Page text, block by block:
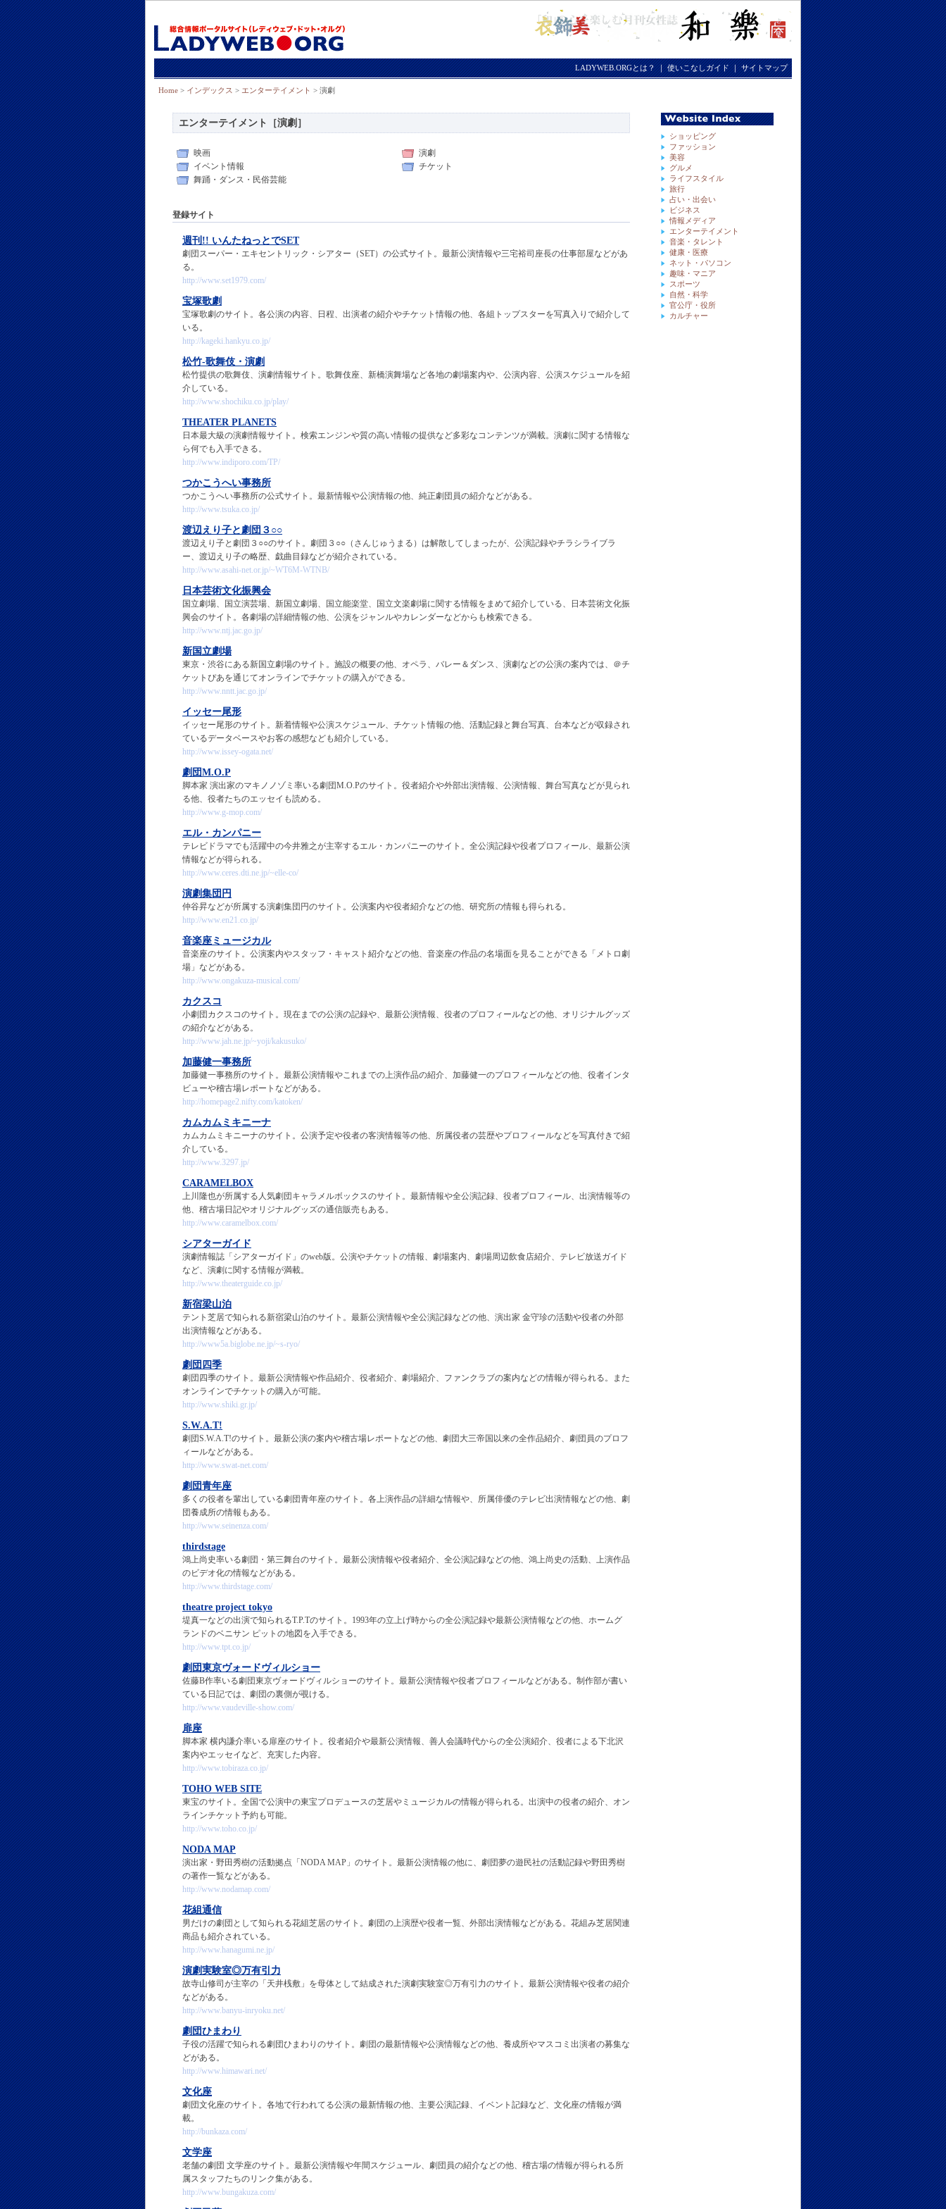
LADYWEB.ORGとは？｜使いこなしガイド｜サイトマップ
Home > インデックス > エンターテイメント > 演劇
エンターテイメント［演劇］
映画
演劇
イベント情報
チケット
舞踊・ダンス・民俗芸能
登録サイト
週刊!! いんたねっとでSET
劇団スーパー・エキセントリック・シアター（SET）の公式サイト。最新公演情報や三宅裕司座長の仕事部屋などがあ
る。
http://www.set1979.com/
宝塚歌劇
宝塚歌劇のサイト。各公演の内容、日程、出演者の紹介やチケット情報の他、各組トップスターを写真入りで紹介して
いる。
http://kageki.hankyu.co.jp/
松竹-歌舞伎・演劇
松竹提供の歌舞伎、演劇情報サイト。歌舞伎座、新橋演舞場など各地の劇場案内や、公演内容、公演スケジュールを紹
介している。
http://www.shochiku.co.jp/play/
THEATER PLANETS
日本最大級の演劇情報サイト。検索エンジンや質の高い情報の提供など多彩なコンテンツが満載。演劇に関する情報な
ら何でも入手できる。
http://www.indiporo.com/TP/
つかこうへい事務所
つかこうへい事務所の公式サイト。最新情報や公演情報の他、純正劇団員の紹介などがある。
http://www.tsuka.co.jp/
渡辺えり子と劇団３○○
渡辺えり子と劇団３○○のサイト。劇団３○○（さんじゅうまる）は解散してしまったが、公演記録やチラシライブラ
ー、渡辺えり子の略歴、戯曲目録などが紹介されている。
http://www.asahi-net.or.jp/~WT6M-WTNB/
日本芸術文化振興会
国立劇場、国立演芸場、新国立劇場、国立能楽堂、国立文楽劇場に関する情報をまめて紹介している、日本芸術文化振
興会のサイト。各劇場の詳細情報の他、公演をジャンルやカレンダーなどからも検索できる。
http://www.ntj.jac.go.jp/
新国立劇場
東京・渋谷にある新国立劇場のサイト。施設の概要の他、オペラ、バレー＆ダンス、演劇などの公演の案内では、＠チ
ケットぴあを通じてオンラインでチケットの購入ができる。
http://www.nntt.jac.go.jp/
イッセー尾形
イッセー尾形のサイト。新着情報や公演スケジュール、チケット情報の他、活動記録と舞台写真、台本などが収録され
ているデータベースやお客の感想なども紹介している。
http://www.issey-ogata.net/
劇団M.O.P
脚本家 演出家のマキノノゾミ率いる劇団M.O.Pのサイト。役者紹介や外部出演情報、公演情報、舞台写真などが見られ
る他、役者たちのエッセイも読める。
http://www.g-mop.com/
エル・カンパニー
テレビドラマでも活躍中の今井雅之が主宰するエル・カンパニーのサイト。全公演記録や役者プロフィール、最新公演
情報などが得られる。
http://www.ceres.dti.ne.jp/~elle-co/
演劇集団円
仲谷昇などが所属する演劇集団円のサイト。公演案内や役者紹介などの他、研究所の情報も得られる。
http://www.en21.co.jp/
音楽座ミュージカル
音楽座のサイト。公演案内やスタッフ・キャスト紹介などの他、音楽座の作品の名場面を見ることができる「メトロ劇
場」などがある。
http://www.ongakuza-musical.com/
カクスコ
小劇団カクスコのサイト。現在までの公演の記録や、最新公演情報、役者のプロフィールなどの他、オリジナルグッズ
の紹介などがある。
http://www.jah.ne.jp/~yoji/kakusuko/
加藤健一事務所
加藤健一事務所のサイト。最新公演情報やこれまでの上演作品の紹介、加藤健一のプロフィールなどの他、役者インタ
ビューや稽古場レポートなどがある。
http://homepage2.nifty.com/katoken/
カムカムミキニーナ
カムカムミキニーナのサイト。公演予定や役者の客演情報等の他、所属役者の芸歴やプロフィールなどを写真付きで紹
介している。
http://www.3297.jp/
CARAMELBOX
上川隆也が所属する人気劇団キャラメルボックスのサイト。最新情報や全公演記録、役者プロフィール、出演情報等の
他、稽古場日記やオリジナルグッズの通信販売もある。
http://www.caramelbox.com/
シアターガイド
演劇情報誌「シアターガイド」のweb版。公演やチケットの情報、劇場案内、劇場周辺飲食店紹介、テレビ放送ガイド
など、演劇に関する情報が満載。
http://www.theaterguide.co.jp/
新宿梁山泊
テント芝居で知られる新宿梁山泊のサイト。最新公演情報や全公演記録などの他、演出家 金守珍の活動や役者の外部
出演情報などがある。
http://www5a.biglobe.ne.jp/~s-ryo/
劇団四季
劇団四季のサイト。最新公演情報や作品紹介、役者紹介、劇場紹介、ファンクラブの案内などの情報が得られる。また
オンラインでチケットの購入が可能。
http://www.shiki.gr.jp/
S.W.A.T!
劇団S.W.A.T!のサイト。最新公演の案内や稽古場レポートなどの他、劇団大三帝国以来の全作品紹介、劇団員のプロフ
ィールなどがある。
http://www.swat-net.com/
劇団青年座
多くの役者を輩出している劇団青年座のサイト。各上演作品の詳細な情報や、所属俳優のテレビ出演情報などの他、劇
団養成所の情報もある。
http://www.seinenza.com/
thirdstage
鴻上尚史率いる劇団・第三舞台のサイト。最新公演情報や役者紹介、全公演記録などの他、鴻上尚史の活動、上演作品
のビデオ化の情報などがある。
http://www.thirdstage.com/
theatre project tokyo
堤真一などの出演で知られるT.P.Tのサイト。1993年の立上げ時からの全公演記録や最新公演情報などの他、ホームグ
ランドのベニサン ピットの地図を入手できる。
http://www.tpt.co.jp/
劇団東京ヴォードヴィルショー
佐藤B作率いる劇団東京ヴォードヴィルショーのサイト。最新公演情報や役者プロフィールなどがある。制作部が書い
ている日記では、劇団の裏側が覗ける。
http://www.vaudeville-show.com/
扉座
脚本家 横内謙介率いる扉座のサイト。役者紹介や最新公演情報、善人会議時代からの全公演紹介、役者による下北沢
案内やエッセイなど、充実した内容。
http://www.tobiraza.co.jp/
TOHO WEB SITE
東宝のサイト。全国で公演中の東宝プロデュースの芝居やミュージカルの情報が得られる。出演中の役者の紹介、オン
ラインチケット予約も可能。
http://www.toho.co.jp/
NODA MAP
演出家・野田秀樹の活動拠点「NODA MAP」のサイト。最新公演情報の他に、劇団夢の遊民社の活動記録や野田秀樹
の著作一覧などがある。
http://www.nodamap.com/
花組通信
男だけの劇団として知られる花組芝居のサイト。劇団の上演歴や役者一覧、外部出演情報などがある。花組み芝居関連
商品も紹介されている。
http://www.hanagumi.ne.jp/
演劇実験室◎万有引力
故寺山修司が主宰の「天井桟敷」を母体として結成された演劇実験室◎万有引力のサイト。最新公演情報や役者の紹介
などがある。
http://www.banyu-inryoku.net/
劇団ひまわり
子役の活躍で知られる劇団ひまわりのサイト。劇団の最新情報や公演情報などの他、養成所やマスコミ出演者の募集な
どがある。
http://www.himawari.net/
文化座
劇団文化座のサイト。各地で行われてる公演の最新情報の他、主要公演記録、イベント記録など、文化座の情報が満
載。
http://bunkaza.com/
文学座
老舗の劇団 文学座のサイト。最新公演情報や年間スケジュール、劇団員の紹介などの他、稽古場の情報が得られる所
属スタッフたちのリンク集がある。
http://www.bungakuza.com/